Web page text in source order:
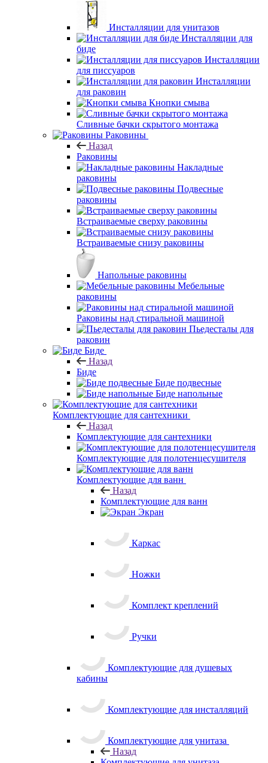
Инсталляции для унитазов
Инсталляции для
биде
Инсталляции
для писсуаров
Инсталляции
для раковин
Кнопки смыва
Сливные бачки скрытого монтажа
Раковины
Назад
Раковины
Накладные
раковины
Подвесные
раковины
Встраиваемые сверху раковины
Встраиваемые снизу раковины
Напольные раковины
Мебельные
раковины
Раковины над стиральной машиной
Пьедесталы для
раковин
Биде
Назад
Биде
Биде подвесные
Биде напольные
Комплектующие для сантехники
Назад
Комплектующие для сантехники
Комплектующие для полотенцесушителя
Комплектующие для ванн
Назад
Комплектующие для ванн
Экран
Комплектующие для инсталляций
Комплектующие для унитаза
Назад
Бачок
Крышка-сиденье
Кнопка арматуры бачка
Комплектующие для мебели
Сливы и канализация
Сливы и канализация